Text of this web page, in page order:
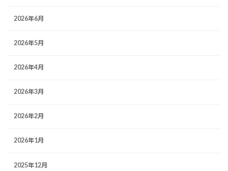
2026年6月
2026年5月
2026年4月
2026年3月
2026年2月
2026年1月
2025年12月